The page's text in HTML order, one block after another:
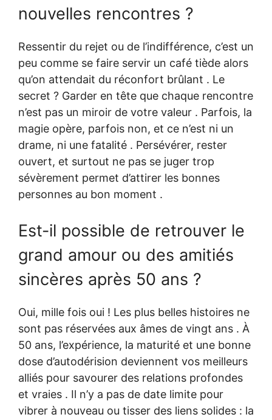
nouvelles rencontres ?
Ressentir du rejet ou de l’indifférence, c’est un
peu comme se faire servir un café tiède alors
qu’on attendait du réconfort brûlant . Le
secret ? Garder en tête que chaque rencontre
n’est pas un miroir de votre valeur . Parfois, la
magie opère, parfois non, et ce n’est ni un
drame, ni une fatalité . Persévérer, rester
ouvert, et surtout ne pas se juger trop
sévèrement permet d’attirer les bonnes
personnes au bon moment .
Est-il possible de retrouver le
grand amour ou des amitiés
sincères après 50 ans ?
Oui, mille fois oui ! Les plus belles histoires ne
sont pas réservées aux âmes de vingt ans . À
50 ans, l’expérience, la maturité et une bonne
dose d’autodérision deviennent vos meilleurs
alliés pour savourer des relations profondes
et vraies . Il n’y a pas de date limite pour
vibrer à nouveau ou tisser des liens solides : la